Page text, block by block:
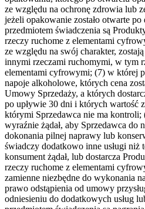
ze względu na ochronę zdrowia lub
jeżeli opakowanie zostało otwarte
przedmiotem świadczenia są
rzeczy ruchome z elementami
ze względu na swój charakter, zostają
innymi rzeczami ruchomymi, w tym
elementami cyfrowymi; (7) w której
napoje alkoholowe, których cena
Umowy Sprzedaży, a których
po upływie 30 dni i których wartość
którymi Sprzedawca nie ma
wyraźnie żądał, aby Sprzedawca do
dokonania pilnej naprawy lub
świadczy dodatkowo inne usługi niż
konsument żądał, lub dostarcza
rzeczy ruchome z elementami
zamienne niezbędne do wykonania
prawo odstąpienia od umowy
odniesieniu do dodatkowych usług